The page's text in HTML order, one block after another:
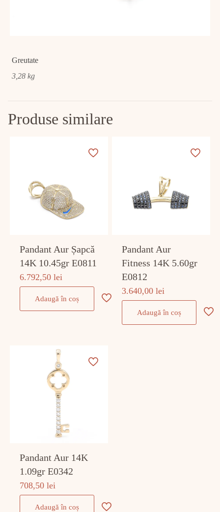
Greutate
3,28 kg
Produse similare
Pandant Aur Șapcă
14K 10.45gr E0811
6.792,50lei
Adaugă în coș
Pandant Aur
Fitness 14K 5.60gr
E0812
3.640,00lei
Adaugă în coș
Pandant Aur 14K
1.09gr E0342
708,50lei
Adaugă în coș